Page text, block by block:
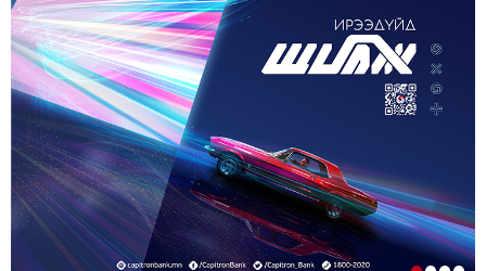
1-р сар. 19, 2026, 10:54 a.m.
ТЭТГЭВРИЙН ЗЭЭЛИЙН ХҮҮГ БУУРУУЛАХ,
УРТАСГАХ ЧИГЛЭЛЭЭР АЖИЛЛАНА
1-р сар. 19, 2026, 10:52 a.m.
ИРГЭДИЙН НЭРИЙН ДАНСНЫ
ХУРИМТЛАЛЫГ НЭГ САЯД ХҮРГЭНЭ
1-р сар. 19, 2026, 10:48 a.m.